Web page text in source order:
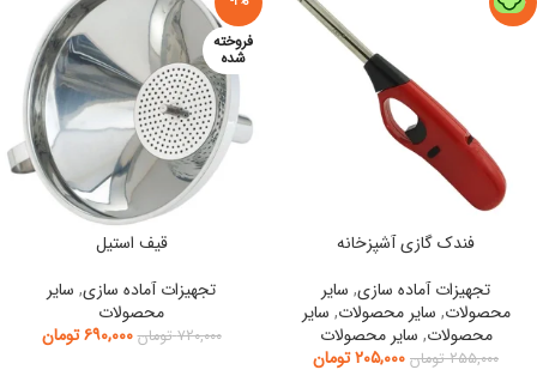
فندک گازی آشپزخانه
تجهیزات آماده سازی, سایر
محصولات, سایر محصولات, سایر
محصولات, سایر محصولات
۲۵۵,۰۰۰ تومان ۲۰۵,۰۰۰تومان
فروخته
شده
قیف استیل
تجهیزات آماده سازی, سایر
محصولات
۷۲۰,۰۰۰ تومان ۶۹۰,۰۰۰ تومان